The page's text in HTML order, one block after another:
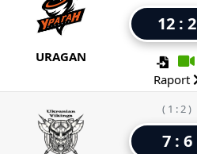
URAGAN
12 : 2
Raport
( 1 : 2 )
7 : 6